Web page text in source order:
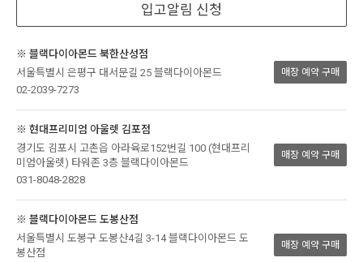
입고알림 신청
※ 블랙다이아몬드 북한산성점
서울특별시 은평구 대서문길 25 블랙다이아몬드
02-2039-7273
매장 예약 구매
※ 현대프리미엄 아울렛 김포점
경기도 김포시 고촌읍 아라육로152번길 100 (현대프리
미엄아울렛) 타워존 3층 블랙다이아몬드
031-8048-2828
매장 예약 구매
※ 블랙다이아몬드 도봉산점
서울특별시 도봉구 도봉산4길 3-14 블랙다이아몬드 도
봉산점
매장 예약 구매